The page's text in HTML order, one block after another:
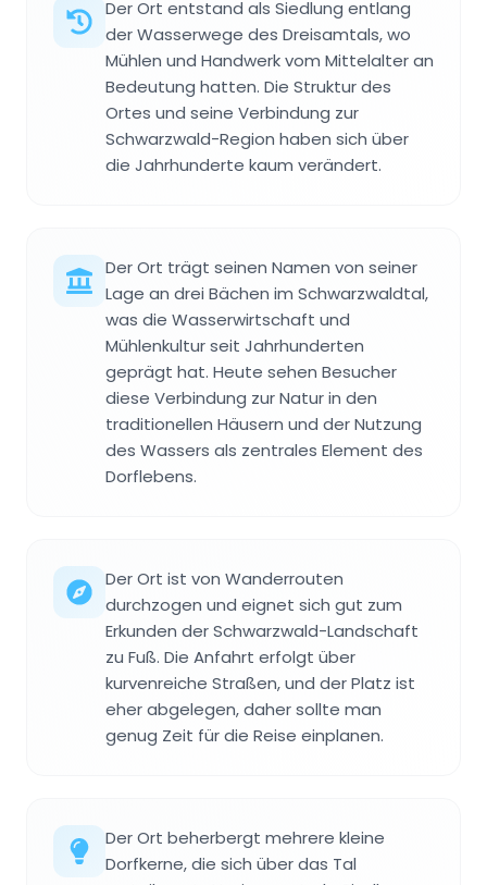
Der Ort entstand als Siedlung entlang
der Wasserwege des Dreisamtals, wo
Mühlen und Handwerk vom Mittelalter an
Bedeutung hatten. Die Struktur des
Ortes und seine Verbindung zur
Schwarzwald-Region haben sich über
die Jahrhunderte kaum verändert.
Der Ort trägt seinen Namen von seiner
Lage an drei Bächen im Schwarzwaldtal,
was die Wasserwirtschaft und
Mühlenkultur seit Jahrhunderten
geprägt hat. Heute sehen Besucher
diese Verbindung zur Natur in den
traditionellen Häusern und der Nutzung
des Wassers als zentrales Element des
Dorflebens.
Der Ort ist von Wanderrouten
durchzogen und eignet sich gut zum
Erkunden der Schwarzwald-Landschaft
zu Fuß. Die Anfahrt erfolgt über
kurvenreiche Straßen, und der Platz ist
eher abgelegen, daher sollte man
genug Zeit für die Reise einplanen.
Der Ort beherbergt mehrere kleine
Dorfkerne, die sich über das Tal